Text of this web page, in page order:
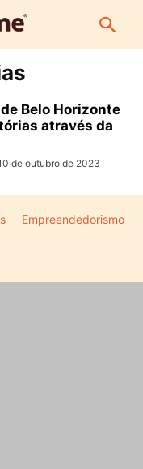
Belo Horizonte
através da
de outubro de 2023
Empreendedorismo